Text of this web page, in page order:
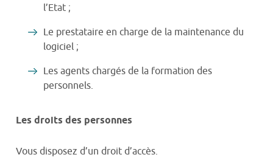
l’Etat ;
Le prestataire en charge de la maintenance du
logiciel ;
Les agents chargés de la formation des
personnels.
Les droits des personnes
Vous disposez d’un droit d’accès.